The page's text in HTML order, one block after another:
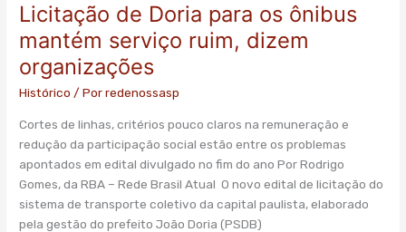
Licitação de Doria para os ônibus
mantém serviço ruim, dizem
organizações
Histórico / Porredenossasp
Cortes de linhas, critérios pouco claros na remuneração e
redução da participação social estão entre os problemas
apontados em edital divulgado no fim do ano Por Rodrigo
Gomes, da RBA – Rede Brasil Atual O novo edital de licitação do
sistema de transporte coletivo da capital paulista, elaborado
pela gestão do prefeito João Doria (PSDB)
Licitação
Doria
para
os
mantém
serviço
ruim,
dizem
organizações